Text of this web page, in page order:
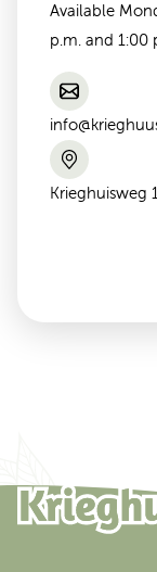
Available
p.m. and 1:00
Krieghuisweg